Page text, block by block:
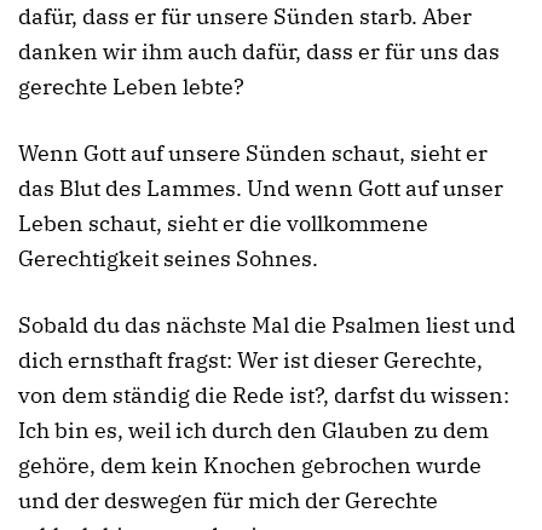
dafür, dass er für unsere Sünden starb. Aber
danken wir ihm auch dafür, dass er für uns das
gerechte Leben lebte?
Wenn Gott auf unsere Sünden schaut, sieht er
das Blut des Lammes. Und wenn Gott auf unser
Leben schaut, sieht er die vollkommene
Gerechtigkeit seines Sohnes.
Sobald du das nächste Mal die Psalmen liest und
dich ernsthaft fragst: Wer ist dieser Gerechte,
von dem ständig die Rede ist?, darfst du wissen:
Ich bin es, weil ich durch den Glauben zu dem
gehöre, dem kein Knochen gebrochen wurde
und der deswegen für mich der Gerechte